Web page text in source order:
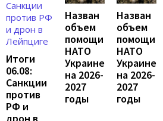
Итоги
06.08:
Санкции
против
РФ и
Назван
объем
помощи
НАТО
Украине
на 2026-
2027
годы
Назван
объем
помощи
НАТО
Украине
на 2026-
2027
годы